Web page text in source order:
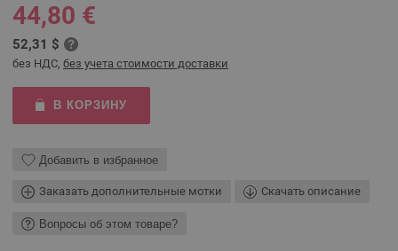
44,80 €
52,31 $
без НДС, без учета стоимости доставки
В КОРЗИНУ
Добавить в избранное
Заказать дополнительные мотки Скачать описание
Вопросы об этом товаре?